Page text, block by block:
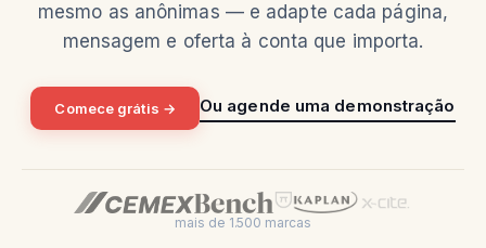
mesmo as anônimas — e adapte cada página,
mensagem e oferta à conta que importa.
Comece grátis → Ou agende uma demonstração
mais de 1.500 marcas